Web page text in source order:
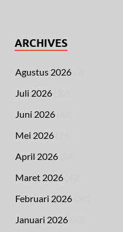
ARCHIVES
Agustus 2026
Juli 2026
Juni 2026
Mei 2026
April 2026
Maret 2026
Februari 2026
Januari 2026